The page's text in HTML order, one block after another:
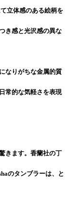
立体感のある絵柄を
き感と光沢感の異な
なりがちな金属的質
常的な気軽さを表現
きます。香蘭社の丁
のタンブラーは、と